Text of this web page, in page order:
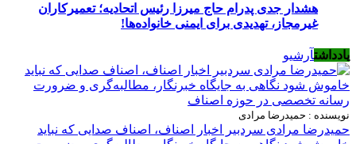
هشدار جدی پدرام حاج میرزا رئیس اتحادیه؛ تعمیرکاران
غیرمجاز، تهدیدی برای ایمنی خانواده‌ها!
یادداشتآرشیو
نویسنده : حمیدرضا مرادی
حمیدرضا مرادی سردبیر اخبار اصناف، اصناف صدایی که نباید